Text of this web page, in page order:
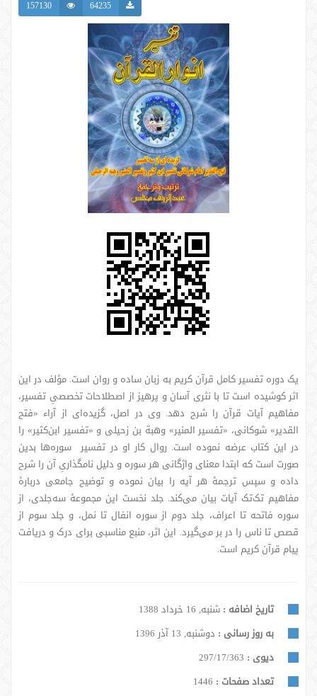
64235
157130
یک دوره تفسیر کامل قرآن کریم به زبان ساده و روان است. مؤلف در این
اثر کوشیده است تا با نثری آسان و پرهیز از اصطلاحات تخصصیِ تفسیر،
مفاهیم آیات قرآن را شرح دهد. وی در اصل، گزیده‌ای از آراء «فتح
القدیر» شوکانی، «تفسیر المنیر» وهبة بن زحیلی و «تفسیر ابن‌کثیر» را
در این کتاب عرضه نموده است. روال کار او در تفسیر سوره‌ها بدین
صورت است که ابتدا معنای واژگانی هر سوره و دلیل نامگذاریِ آن را شرح
داده و سپس ترجمۀ هر آیه را بیان نموده و توضیح جامعی دربارۀ
مفاهیم تک‌تک آیات بیان می‌کند. جلد نخست این مجموعۀ سه‌جلدی، از
سوره فاتحه تا اعراف، جلد دوم از سوره انفال تا نمل، و جلد سوم از
قصص تا ناس را در بر می‌گیرد. این اثر، منبع مناسبی برای درک و دریافت
پیام قرآن کریم است.
تاریخ اضافه : شنبه, 16 خرداد 1388
به روز رسانی : دوشنبه, 13 آذر 1396
دیوی : 297/17/363
تعداد صفحات :